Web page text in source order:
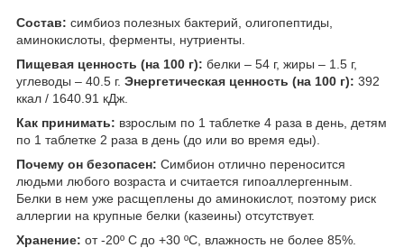
Состав: симбиоз полезных бактерий, олигопептиды,
аминокислоты, ферменты, нутриенты.
Пищевая ценность (на 100 г): белки – 54 г, жиры – 1.5 г,
углеводы – 40.5 г. Энергетическая ценность (на 100 г): 392
ккал / 1640.91 кДж.
Как принимать: взрослым по 1 таблетке 4 раза в день, детям
по 1 таблетке 2 раза в день (до или во время еды).
Почему он безопасен: Симбион отлично переносится
людьми любого возраста и считается гипоаллергенным.
Белки в нем уже расщеплены до аминокислот, поэтому риск
аллергии на крупные белки (казеины) отсутствует.
Хранение: от -20º C до +30 ºC, влажность не более 85%.